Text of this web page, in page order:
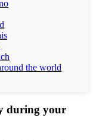
the world
during your